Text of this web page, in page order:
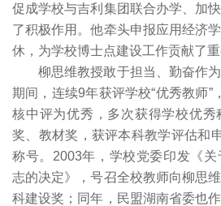
促成学校与吉利集团联合办学、加
了积极作用。他牵头申报应用经济
休，为学校博士点建设工作贡献了重
柳思维教授敢于担当、勤奋作
期间，连续9年获评学校“优秀教师”
核中评为优秀，多次获得学校优
奖、教材奖，获评本科教学评估和
称号。2003年，学校党委印发《关
志的决定》，号召全校教师向柳思
科建设奖；同年，民盟湖南省委也